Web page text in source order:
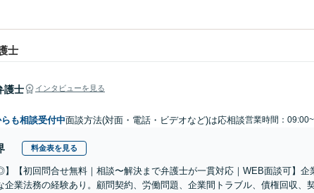
士
護士 インタビューを見る
も相談受付中面談方法(対面・電話・ビデオなど)は応相談営業時間：
料金表を見る
】【初回問合せ無料｜相談〜解決まで弁護士が一貫対応｜WEB面談可】
企業法務の経験あり。顧問契約、労働問題、企業間トラブル、債権回収、